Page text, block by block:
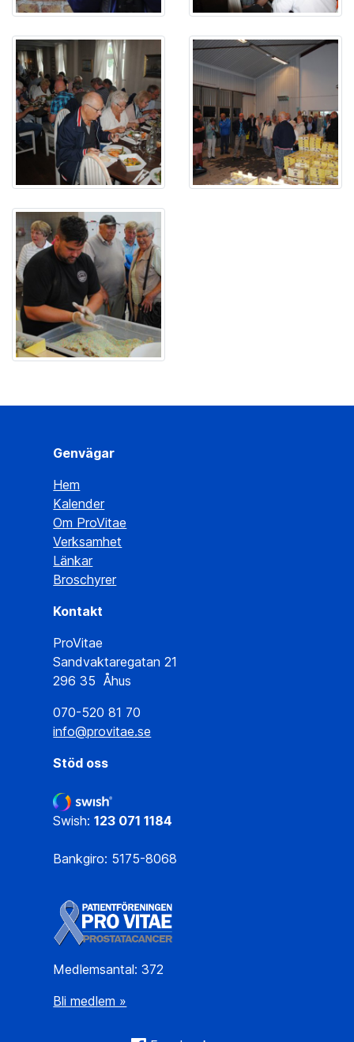
Genvägar
Hem
Kalender
Om ProVitae
Verksamhet
Länkar
Broschyrer
Kontakt
ProVitae
Sandvaktaregatan 21
296 35 Åhus
070-520 81 70
info@provitae.se
Stöd oss
Swish:123 071 1184
Bankgiro: 5175-8068
Medlemsantal: 372
Bli medlem »